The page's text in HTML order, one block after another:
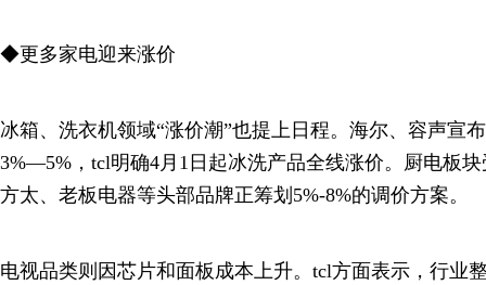
◆更多家电迎来涨价
冰箱、洗衣机领域“涨价潮”也提上日程。海尔、容声宣
3%—5%，tcl明确4月1日起冰洗产品全线涨价。厨电板
方太、老板电器等头部品牌正筹划5%-8%的调价方案。
电视品类则因芯片和面板成本上升。tcl方面表示，行业